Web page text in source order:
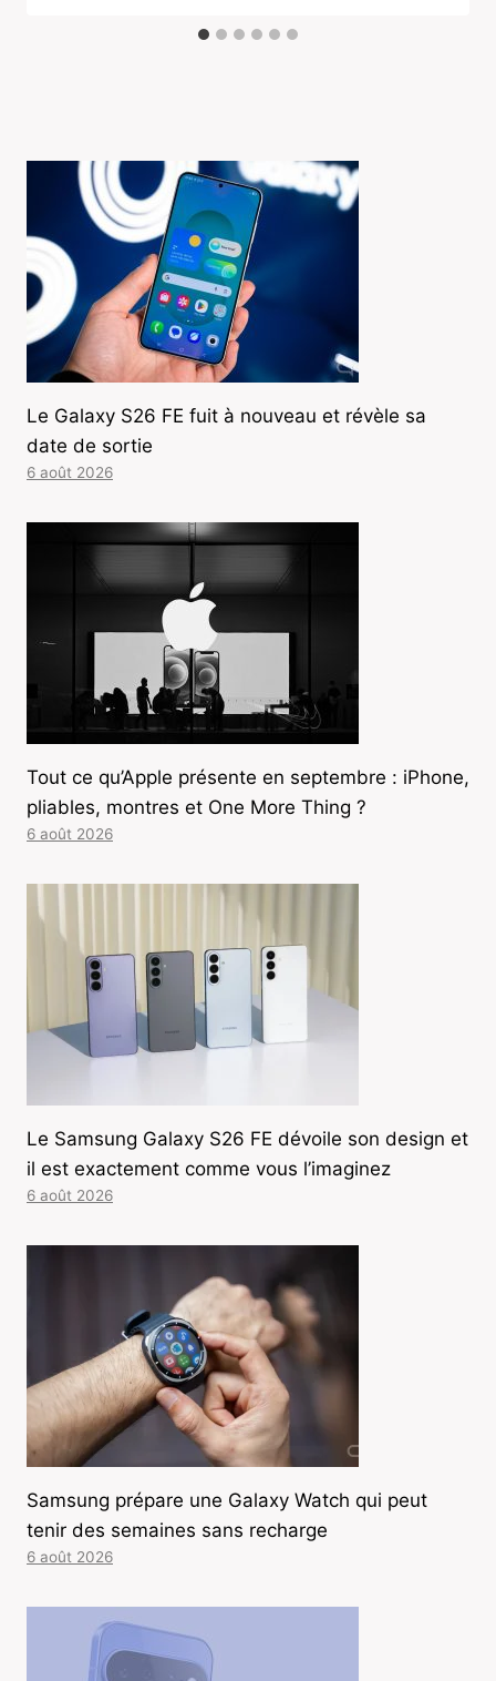
Le Galaxy S26 FE fuit à nouveau et révèle sa
date de sortie
6 août 2026
Tout ce qu’Apple présente en septembre : iPhone,
pliables, montres et One More Thing ?
6 août 2026
Le Samsung Galaxy S26 FE dévoile son design et
il est exactement comme vous l’imaginez
6 août 2026
Samsung prépare une Galaxy Watch qui peut
tenir des semaines sans recharge
6 août 2026